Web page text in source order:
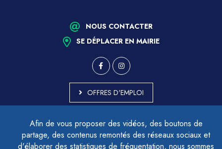
Afin de vous proposer des vidéos, des boutons de
partage, des contenus remontés des réseaux sociaux et
d'élaborer des statistiques de fréquentation, nous sommes
NOUS CONTACTER
SE DÉPLACER EN MAIRIE
OFFRES D'EMPLOI
ACCESSIBILITÉ - PARTIELLEMENT CONFORME
PLAN DU SITE
MENTIONS LÉGALES